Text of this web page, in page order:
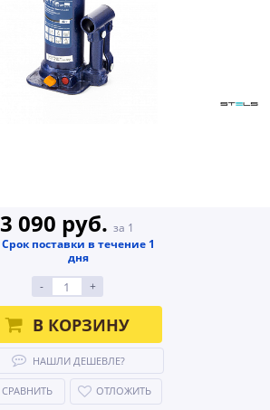
3 090 руб. за 1
Срок поставки в течение 1
дня
-
+
В КОРЗИНУ
НАШЛИ ДЕШЕВЛЕ?
СРАВНИТЬ ОТЛОЖИТЬ